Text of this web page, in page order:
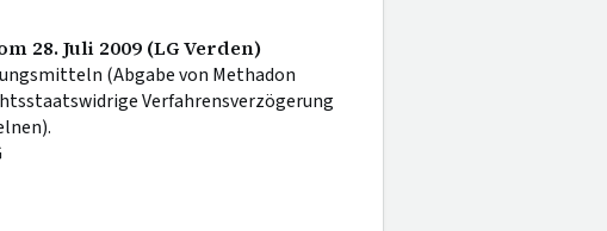
28. Juli 2009 (LG Verden)
(Abgabe von Methadon
Verfahrensverzögerung